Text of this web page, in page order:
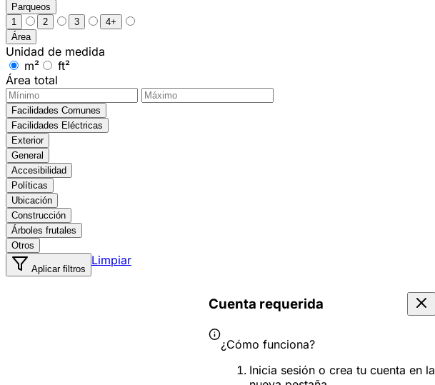
Parqueos
1
2 3
4+
Área
Unidad de medida
m²
ft²
Área total
Facilidades Comunes
Facilidades Eléctricas
Exterior
General
Accesibilidad
Políticas
Ubicación
Construcción
Árboles frutales
Otros
Aplicar filtros
Limpiar
Cuenta requerida
¿Cómo funciona?
Inicia sesión o crea tu cuenta en la